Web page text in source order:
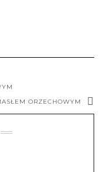
ORZECHOWYM